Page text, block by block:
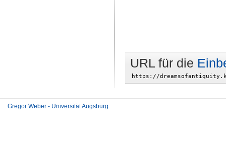
URL für die
Gregor Weber - Universität Augsburg